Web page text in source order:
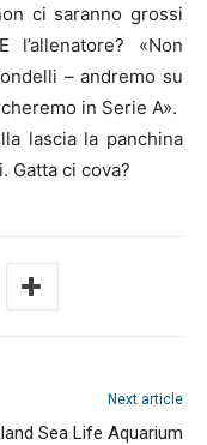
ci saranno grossi
«Non
– andremo su
in Serie A».
lascia la panchina
Gatta ci cova?
Next article
Sea Life Aquarium